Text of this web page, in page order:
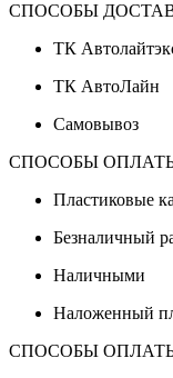
СПОСОБЫ
ТК
ТК АвтоЛайн
Самовывоз
СПОСОБЫ
Пластиковые
Безналичный
Наличными
Наложенный
СПОСОБЫ